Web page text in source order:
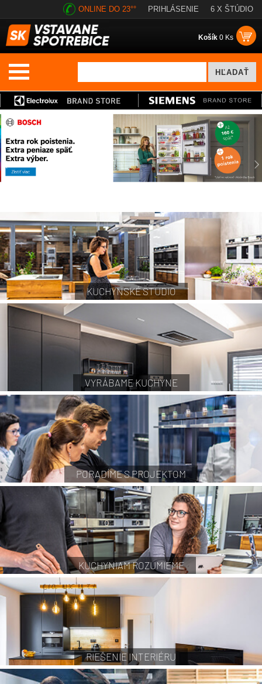
ONLINE DO 23°° PRIHLÁSENIE 6 X ŠTÚDIO
Košík 0 Ks
KUCHYNSKÉ STUDIO
VYRÁBAME KUCHYNE
PORADÍME S PROJEKTOM
KUCHYNIAM ROZUMIEME
RIEŠENIE INTERIÉRU